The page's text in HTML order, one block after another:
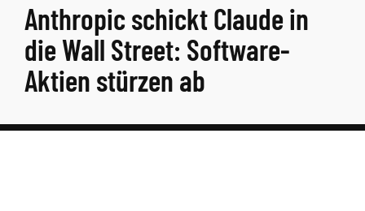
Anthropic schickt Claude in
die Wall Street: Software-
Aktien stürzen ab